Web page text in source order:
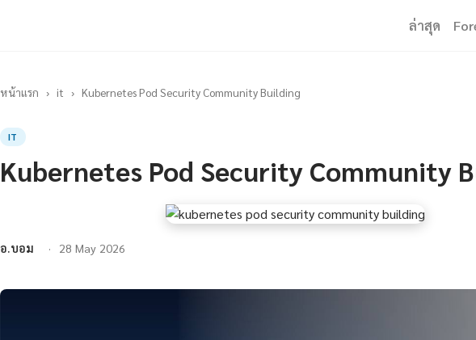
ล่าสุด
หน้าแรก › it › Kubernetes Pod Security Community Building
IT
Kubernetes Pod Security Community
อ.บอม 28 May 2026